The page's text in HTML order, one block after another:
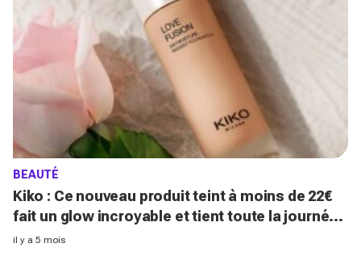
BEAUTÉ
Kiko : Ce nouveau produit teint à moins de 22€
fait un glow incroyable et tient toute la journée
(le résultat est bluffant !)
il y a 5 mois